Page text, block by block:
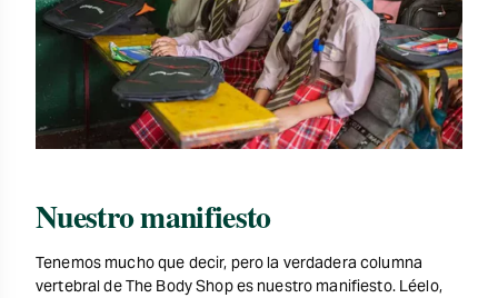
Nuestro manifiesto
Tenemos mucho que decir, pero la verdadera columna
vertebral de The Body Shop es nuestro manifiesto. Léelo,